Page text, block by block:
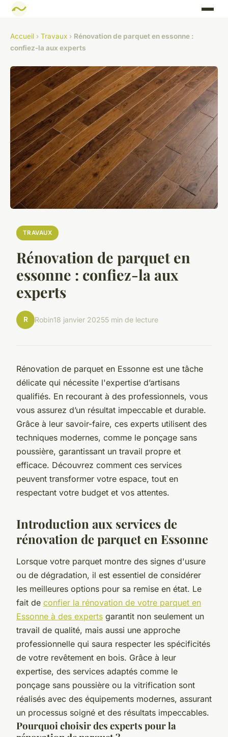
Accueil › Travaux › Rénovation de parquet en essonne :
confiez-la aux experts
TRAVAUX
Rénovation de parquet en
essonne : confiez-la aux
experts
R Robin18 janvier 20255 min de lecture
Rénovation de parquet en Essonne est une tâche
délicate qui nécessite l'expertise d’artisans
qualifiés. En recourant à des professionnels, vous
vous assurez d’un résultat impeccable et durable.
Grâce à leur savoir-faire, ces experts utilisent des
techniques modernes, comme le ponçage sans
poussière, garantissant un travail propre et
efficace. Découvrez comment ces services
peuvent transformer votre espace, tout en
respectant votre budget et vos attentes.
Introduction aux services de
rénovation de parquet en Essonne
Lorsque votre parquet montre des signes d'usure
ou de dégradation, il est essentiel de considérer
les meilleures options pour sa remise en état. Le
fait de confier la rénovation de votre parquet en
Essonne à des experts garantit non seulement un
travail de qualité, mais aussi une approche
professionnelle qui saura respecter les spécificités
de votre revêtement en bois. Grâce à leur
expertise, des services adaptés comme le
ponçage sans poussière ou la vitrification sont
réalisés avec des équipements modernes, assurant
un processus soigné et des résultats impeccables.
Pourquoi choisir des experts pour la